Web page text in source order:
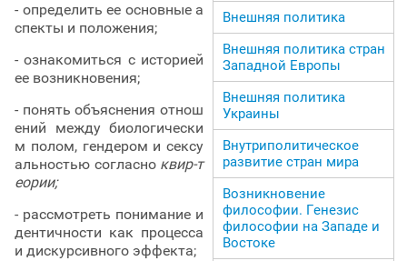
- определить ее основные а
спекты и положения;
- ознакомиться с историей
ее возникновения;
- понять объяснения отнош
ений между биологически
м полом, гендером и сексу
альностью согласно квир-т
еории;
- рассмотреть понимание и
дентичности как процесса
и дискурсивного эффекта;
Внешняя политика
Внешняя политика стран
Западной Европы
Внешняя политика
Украины
Внутриполитическое
развитие стран мира
Возникновение
философии. Генезис
философии на Западе и
Востоке